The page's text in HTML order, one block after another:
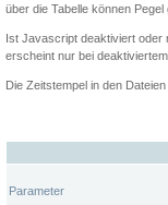
über die Tabelle können
Ist Javascript deaktiviert oder
erscheint nur bei
Die Zeitstempel in den
Parameter